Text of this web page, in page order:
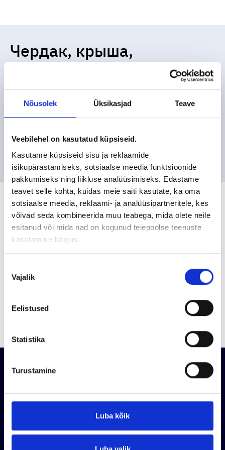
Nõusolek Üksikasjad Teave
Veebilehel on kasutatud küpsiseid.
Kasutame küpsiseid sisu ja reklaamide
isikupärastamiseks, sotsiaalse meedia funktsioonide
pakkumiseks ning liikluse analüüsimiseks. Edastame
teavet selle kohta, kuidas meie saiti kasutate, ka oma
sotsiaalse meedia, reklaami- ja analüüsipartneritele, kes
võivad seda kombineerida muu teabega, mida olete neile
esitanud või mida nad on kogunud teiepoolse teenuste
kasutamise käigus.
valik
Vajalik
Eelistused
Statistika
Turustamine
Luba kõik
Чердак, крыша,
подвесной потолок
Изоляция крыш пеной PUR делается быстро и легко.
Для утепления здания изнутри мы используем пену
характеристик здания, его состояния и требований к
УСЛУГИ
ПОРТФОЛИО